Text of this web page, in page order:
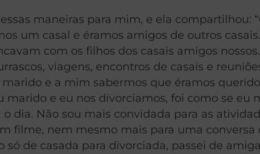
maneiras para mim, e ela compartilhou:
um casal e éramos amigos de outros
com os filhos dos casais amigos
viagens, encontros de casais e
e a mim sabermos que éramos
marido e eu nos divorciamos, foi como se eu
dia. Não sou mais convidada para as
filme, nem mesmo mais para uma
só de casada para divorciada, passei de